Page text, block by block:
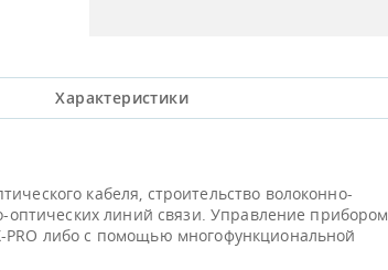
Характеристики
кабеля, строительство волоконно-
оптических линий связи. Управление прибором
либо с помощью многофункциональной